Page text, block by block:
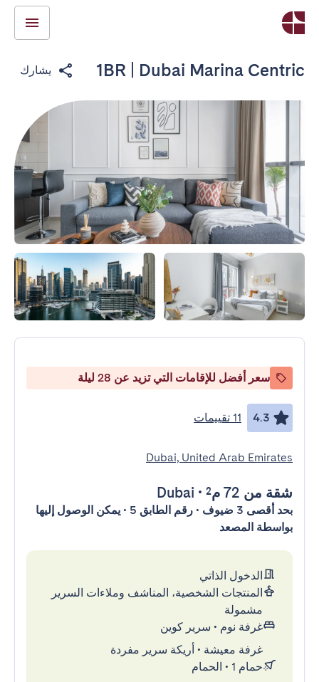
1BR | Dubai Marina Centric يشارك
سعر أفضل للإقامات التي تزيد عن 28 ليلة
4.3 11 تقييمات
Dubai, United Arab Emirates
شقة من 72 م² •
Dubai
بحد أقصى 3 ضيوف • رقم الطابق 5 • يمكن الوصول إليها
بواسطة المصعد
الدخول الذاتي
المنتجات الشخصية، المناشف وملاءات السرير
مشمولة
غرفة نوم • سرير كوين
غرفة معيشة • أريكة سرير مفردة
حمام 1
• الحمام